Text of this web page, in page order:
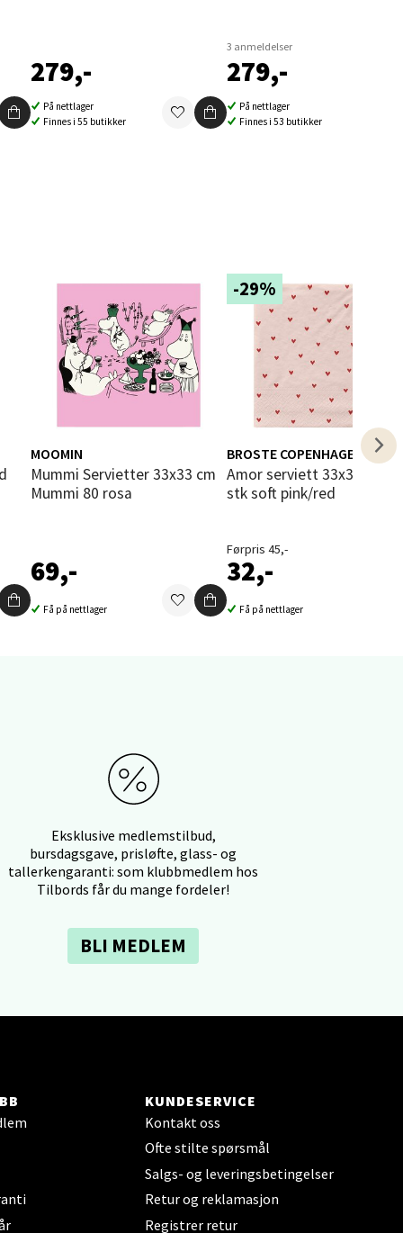
279,-
På nettlager
Finnes i 55 butikker
3 anmeldelser
279,-
På nettlager
Finnes i 53 butikker
MOOMIN
Mummi Servietter 33x33 cm
Mummi 80 rosa
69,-
Få på nettlager
-29%
BROSTE COPENHAGEN
Amor serviett 33x33 cm 20
stk soft pink/red
Førpris 45,-
32,-
Få på nettlager
Eksklusive medlemstilbud,
bursdagsgave, prisløfte, glass- og
tallerkengaranti: som klubbmedlem hos
Tilbords får du mange fordeler!
BLI MEDLEM
KUNDESERVICE
Kontakt oss
Ofte stilte spørsmål
Salgs- og leveringsbetingelser
Retur og reklamasjon
Registrer retur